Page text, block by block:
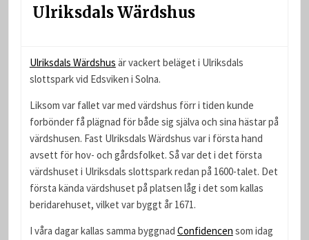
Ulriksdals Wärdshus
Ulriksdals Wärdshus är vackert beläget i Ulriksdals
slottspark vid Edsviken i Solna.
Liksom var fallet var med värdshus förr i tiden kunde
forbönder få plägnad för både sig själva och sina hästar på
värdshusen. Fast Ulriksdals Wärdshus var i första hand
avsett för hov- och gårdsfolket. Så var det i det första
värdshuset i Ulriksdals slottspark redan på 1600-talet. Det
första kända värdshuset på platsen låg i det som kallas
beridarehuset, vilket var byggt år 1671.
I våra dagar kallas samma byggnad Confidencen som idag